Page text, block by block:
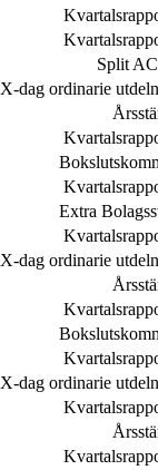
Split
X-dag ordinarie
Extra
X-dag ordinarie
X-dag ordinarie